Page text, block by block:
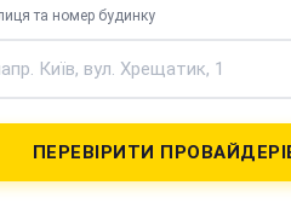
та номер будинку
ПЕРЕВІРИТИ